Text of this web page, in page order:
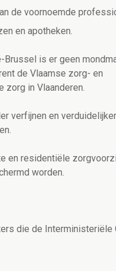
de voornoemde
en apotheken.
Brussel is er geen
de Vlaamse zorg- en
zorg in Vlaanderen.
verfijnen en
en residentiële
worden.
die de Interministeriële